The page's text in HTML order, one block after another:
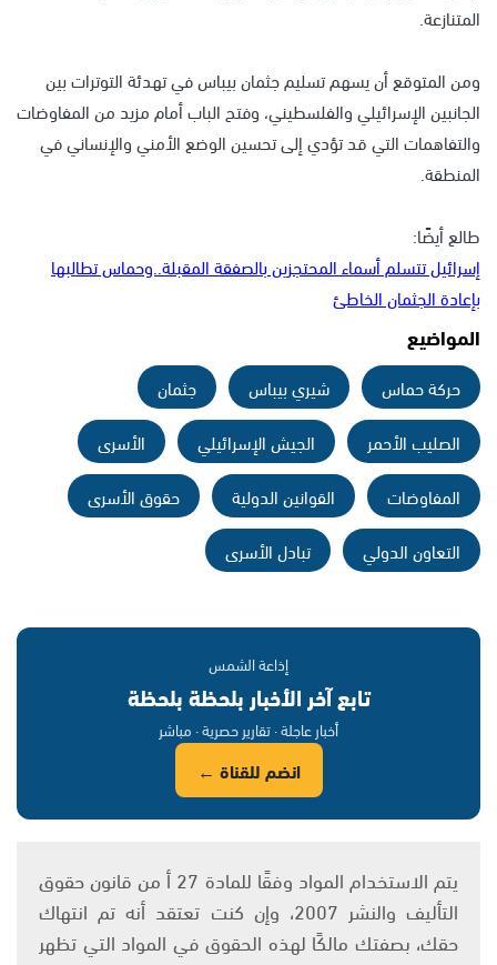
المتنازعة.
ومن المتوقع أن يسهم تسليم جثمان بيباس في تهدئة التوترات بين
الجانبين الإسرائيلي والفلسطيني، وفتح الباب أمام مزيد من المفاوضات
والتفاهمات التي قد تؤدي إلى تحسين الوضع الأمني والإنساني في
المنطقة.
طالع أيضًا:
إسرائيل تتسلم أسماء المحتجزين بالصفقة المقبلة..وحماس تطالبها
بإعادة الجثمان الخاطئ
المواضيع
حركة حماس شيري بيباس
جثمان
الصليب الأحمر
الجيش الإسرائيلي
الأسرى
المفاوضات
القوانين الدولية
حقوق الأسرى
التعاون الدولي
تبادل الأسرى
إذاعة الشمس
تابع آخر الأخبار بلحظة بلحظة
أخبار عاجلة · تقارير حصرية · مباشر
انضم للقناة ←
يتم الاستخدام المواد وفقًا للمادة 27 أ من قانون حقوق
التأليف والنشر 2007، وإن كنت تعتقد أنه تم انتهاك
حقك، بصفتك مالكًا لهذه الحقوق في المواد التي تظهر